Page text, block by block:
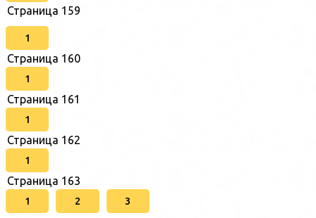
Страница 159
1
Страница 160
1
Страница 161
1
Страница 162
1
Страница 163
1 2 3